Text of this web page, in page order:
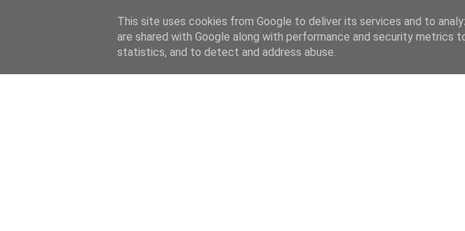
This site uses cookies from Google to deliver its services and to
are shared with Google along with performance and security metrics
statistics, and to detect and address abuse.